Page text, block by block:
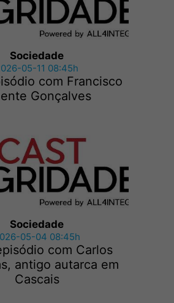
Sociedade
05-11 08:45h
com Francisco
Gonçalves
Sociedade
05-04 08:45h
com Carlos
antigo autarca em
Cascais